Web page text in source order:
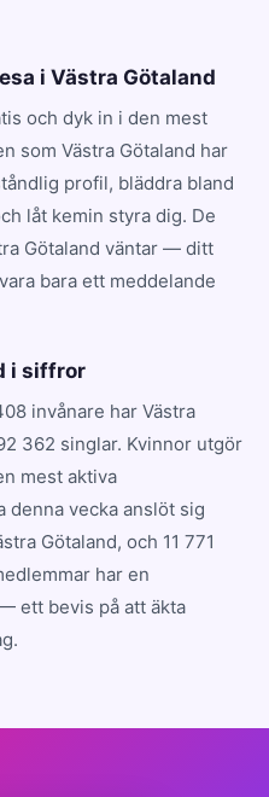
i Västra Götaland
och dyk in i den mest
som Västra Götaland har
profil, bläddra bland
låt kemin styra dig. De
Götaland väntar — ditt
bara ett meddelande
i siffror
invånare har Västra
362 singlar. Kvinnor utgör
mest aktiva
denna vecka anslöt sig
Götaland, och 11 771
har en
ett bevis på att äkta